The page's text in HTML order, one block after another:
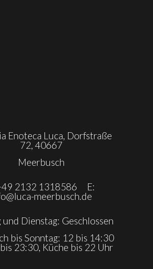
Enoteca Luca, Dorfstraße
72, 40667
Meerbusch
2132 1318586 E:
meerbusch.de
Dienstag: Geschlossen
bis Sonntag: 12 bis 14:30
23:30, Küche bis 22 Uhr